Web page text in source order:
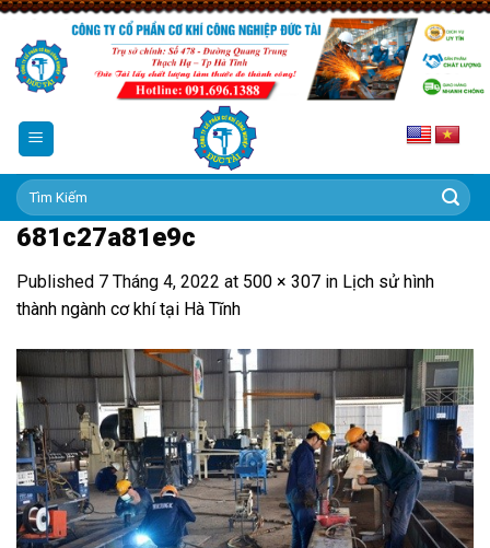
Skip
content
Tìm
kiếm:
681c27a81e9c
Published 7 Tháng 4, 2022 at 500 × 307 in Lịch sử hình
thành ngành cơ khí tại Hà Tĩnh